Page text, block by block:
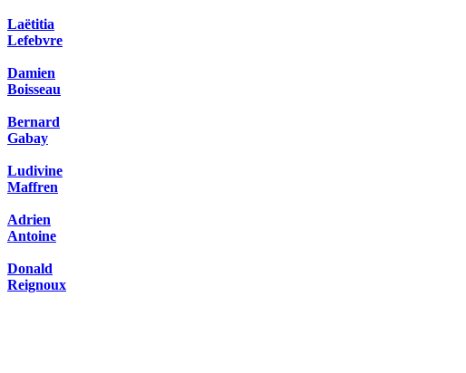
Laëtitia
Lefebvre
Damien
Boisseau
Bernard
Gabay
Ludivine
Maffren
Adrien
Antoine
Donald
Reignoux